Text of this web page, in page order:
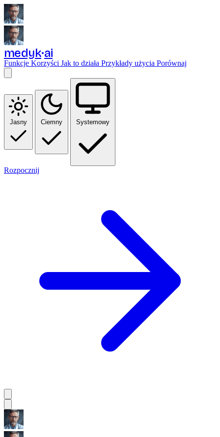
medyk ai
Funkcje Korzyści Jak to działa Przykłady użycia Porównaj
Jasny Ciemny Systemowy
Rozpocznij